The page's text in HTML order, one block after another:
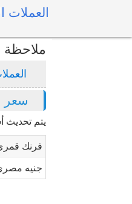
العملات
ملاحظة
سعر
يتم تحديث
فرنك
جنيه